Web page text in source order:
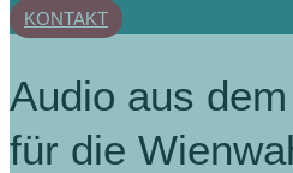
KONTAKT
Audio aus
für die